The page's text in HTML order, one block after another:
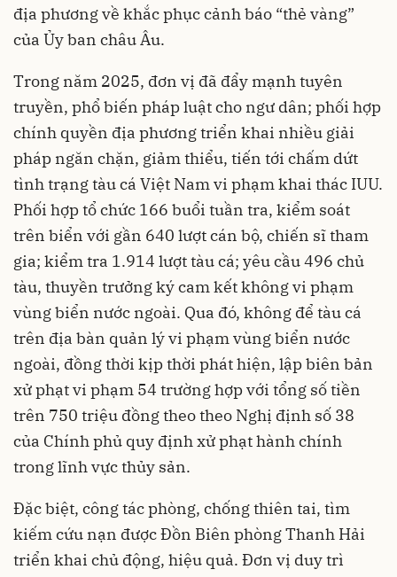
địa phương về khắc phục cảnh báo “thẻ vàng”
của Ủy ban châu Âu.
Trong năm 2025, đơn vị đã đẩy mạnh tuyên
truyền, phổ biến pháp luật cho ngư dân; phối hợp
chính quyền địa phương triển khai nhiều giải
pháp ngăn chặn, giảm thiểu, tiến tới chấm dứt
tình trạng tàu cá Việt Nam vi phạm khai thác IUU.
Phối hợp tổ chức 166 buổi tuần tra, kiểm soát
trên biển với gần 640 lượt cán bộ, chiến sĩ tham
gia; kiểm tra 1.914 lượt tàu cá; yêu cầu 496 chủ
tàu, thuyền trưởng ký cam kết không vi phạm
vùng biển nước ngoài. Qua đó, không để tàu cá
trên địa bàn quản lý vi phạm vùng biển nước
ngoài, đồng thời kịp thời phát hiện, lập biên bản
xử phạt vi phạm 54 trường hợp với tổng số tiền
trên 750 triệu đồng theo theo Nghị định số 38
của Chính phủ quy định xử phạt hành chính
trong lĩnh vực thủy sản.
Đặc biệt, công tác phòng, chống thiên tai, tìm
kiếm cứu nạn được Đồn Biên phòng Thanh Hải
triển khai chủ động, hiệu quả. Đơn vị duy trì